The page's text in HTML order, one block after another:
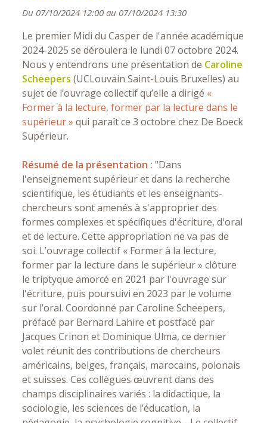
Du 07/10/2024 12:00 au 07/10/2024 13:30
Le premier Midi du Casper de l'année académique
2024-2025 se déroulera le lundi 07 octobre 2024.
Nous y entendrons une présentation de Caroline
Scheepers (UCLouvain Saint-Louis Bruxelles) au
sujet de l’ouvrage collectif qu’elle a dirigé «
Former à la lecture, former par la lecture dans le
supérieur » qui paraît ce 3 octobre chez De Boeck
Supérieur.
Résumé de la présentation :"Dans
l'enseignement supérieur et dans la recherche
scientifique, les étudiants et les enseignants-
chercheurs sont amenés à s'approprier des
formes complexes et spécifiques d'écriture, d'oral
et de lecture. Cette appropriation ne va pas de
soi. L’ouvrage collectif « Former à la lecture,
former par la lecture dans le supérieur » clôture
le triptyque amorcé en 2021 par l'ouvrage sur
l'écriture, puis poursuivi en 2023 par le volume
sur l’oral. Coordonné par Caroline Scheepers,
préfacé par Bernard Lahire et postfacé par
Jacques Crinon et Dominique Ulma, ce dernier
volet réunit des contributions de chercheurs
américains, belges, français, marocains, polonais
et suisses. Ces collègues œuvrent dans des
champs disciplinaires variés : la didactique, la
sociologie, les sciences de l’éducation, la